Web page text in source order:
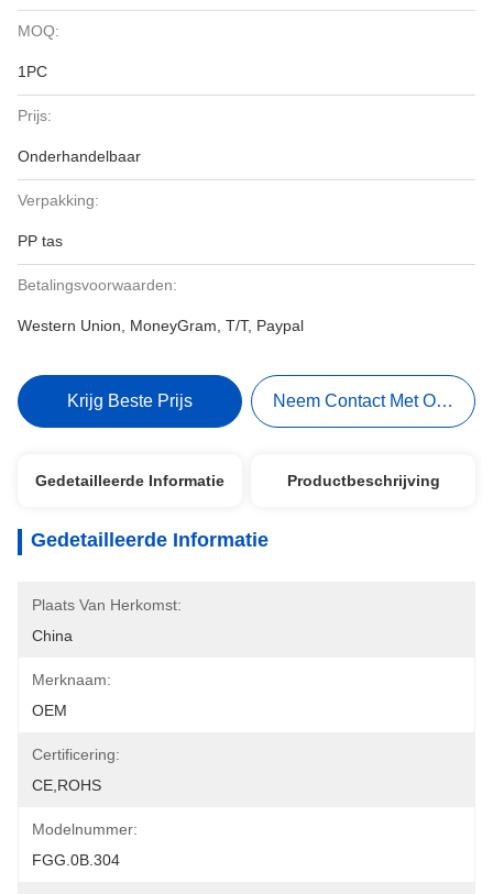
MOQ:
1PC
Prijs:
Onderhandelbaar
Verpakking:
PP tas
Betalingsvoorwaarden:
Western Union, MoneyGram, T/T, Paypal
Krijg Beste Prijs Neem Contact Met Ons Op
Gedetailleerde Informatie Productbeschrijving
Gedetailleerde Informatie
Plaats Van Herkomst:
China
Merknaam:
OEM
Certificering:
CE,ROHS
Modelnummer:
FGG.0B.304